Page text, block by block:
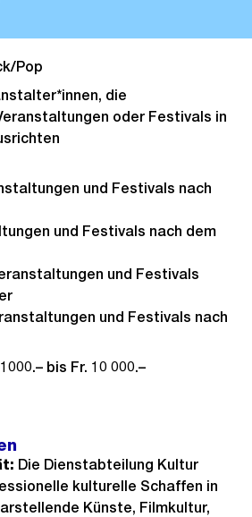
Pop
die
oder Festivals in
und Festivals nach
und Festivals nach dem
und Festivals
und Festivals nach
bis Fr. 10 000.–
Die Dienstabteilung Kultur
kulturelle Schaffen in
Künste, Filmkultur,